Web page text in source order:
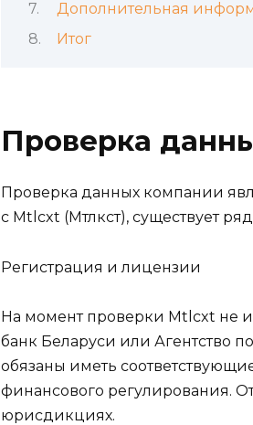
Дополнительная
Итог
Проверка
Проверка данных компании
с Mtlcxt (Мтлкст), существует
Регистрация и лицензии
На момент проверки Mtlcxt не
банк Беларуси или Агентство
обязаны иметь
финансового регулирования.
юрисдикциях.